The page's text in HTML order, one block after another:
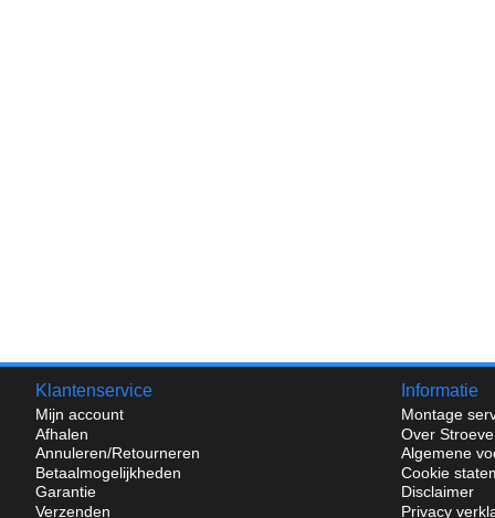
Klantenservice
Mijn account
Afhalen
Annuleren/Retourneren
Betaalmogelijkheden
Garantie
Verzenden
Informatie
Montage
Over
Algemene
Cookie
Disclaimer
Privacy